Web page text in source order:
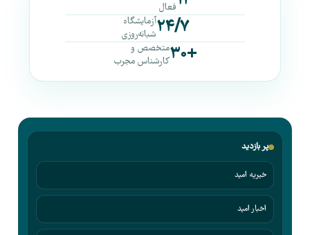
فعال
۲۴/۷آزمایشگاه
شبانه‌روزی
+۳۰
متخصص و
کارشناس مجرب
پر بازدید
خیریه امید
اخبار امید